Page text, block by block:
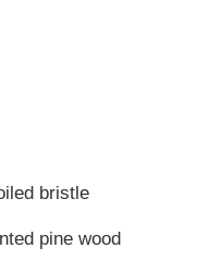
bristle
pine wood